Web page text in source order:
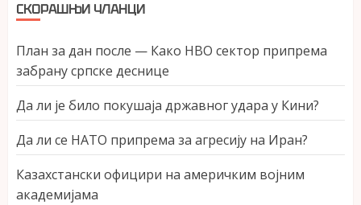
СКОРАШЊИ ЧЛАНЦИ
План за дан после — Како НВО сектор припрема
забрану српске деснице
Да ли је било покушаја државног удара у Кини?
Да ли се НАТО припрема за агресију на Иран?
Казахстански официри на америчким војним
академијама